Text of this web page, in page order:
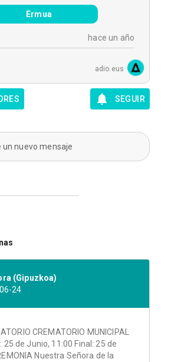
Ermua
hace un año
adio.eus
SEGUIR
un nuevo mensaje
(Gipuzkoa)
24
CREMATORIO MUNICIPAL
25 de Junio, 11:00 Final: 25 de
Nuestra Señora de la